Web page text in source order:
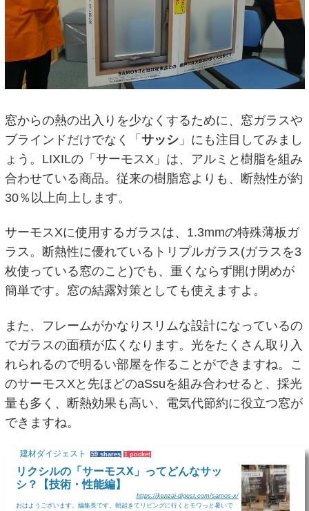
窓からの熱の出入りを少なくするために、窓ガラスや
ブラインドだけでなく「 サッシ」にも注目してみまし
ょう。LIXILの「サーモスX」は、アルミと樹脂を組み
合わせている商品。従来の樹脂窓よりも、断熱性が約
30％以上向上します。
サーモスXに使用するガラスは、1.3mmの特殊薄板ガ
ラス。断熱性に優れているトリプルガラス(ガラスを3
枚使っている窓のこと)でも、重くならず開け閉めが
簡単です。窓の結露対策としても使えますよ。
また、フレームがかなりスリムな設計になっているの
でガラスの面積が広くなります。光をたくさん取り入
れられるので明るい部屋を作ることができますね。こ
のサーモスXと先ほどのaSsuを組み合わせると、採光
量も多く、断熱効果も高い、電気代節約に役立つ窓が
できますね。
建材ダイジェスト 59 shares 1 pocket
リクシルの「サーモスX」ってどんなサッ
シ？【技術・性能編】
https://kenzai-digest.com/samos-x/
おはようございます。編集長です。朝起きてリビングに行くとモワっと暑いで